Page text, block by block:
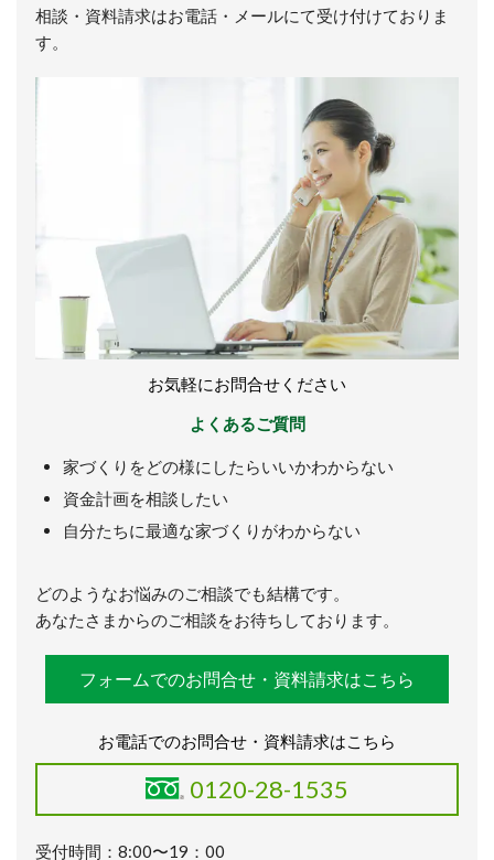
相談・資料請求はお電話・メールにて受け付けておりま
す。
お気軽にお問合せください
よくあるご質問
家づくりをどの様にしたらいいかわからない
資金計画を相談したい
自分たちに最適な家づくりがわからない
どのようなお悩みのご相談でも結構です。
あなたさまからのご相談をお待ちしております。
フォームでのお問合せ・資料請求はこちら
お電話でのお問合せ・資料請求はこちら
0120-28-1535
受付時間：8:00〜19：00